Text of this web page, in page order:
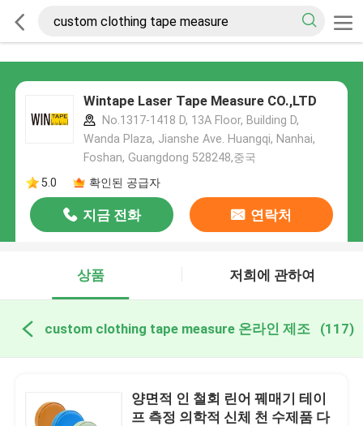
Wintape Laser Tape Measure CO.,LTD
No.1317-1418 D, 13A Floor, Building D,
Wanda Plaza, Jianshe Ave. Huangqi, Nanhai,
Foshan, Guangdong 528248,중국
5.0
확인된 공급자
지금 전화 연락처
상품 저희에 관하여
custom clothing tape measure 온라인 제조 (117)
양면적 인 철회 린어 꿰매기 테이
프 측정 의학적 신체 천 수제품 다